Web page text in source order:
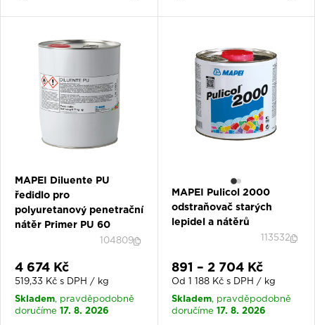
MAPEI Diluente PU
ředidlo pro
polyuretanový penetrační
nátěr Primer PU 60
104809
Slevová cena
4 674 Kč
519,33 Kč s DPH / kg
Skladem, pravděpodobně
doručíme 17. 8. 2026
MAPEI Pulicol 2000
odstraňovač starých
lepidel a nátěrů
113532
Slevová cena
891 – 2 704 Kč
Od 1 188 Kč s DPH / kg
Skladem, pravděpodobně
doručíme 17. 8. 2026